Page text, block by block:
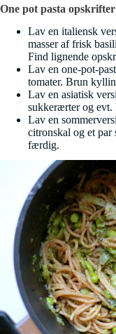
One pot pasta opskrifter
Lav en italiensk
masser af frisk
Find lignende
Lav en one-pot-
tomater. Brun
Lav en asiatisk
sukkerærter og
Lav en
citronskal og et par
færdig.